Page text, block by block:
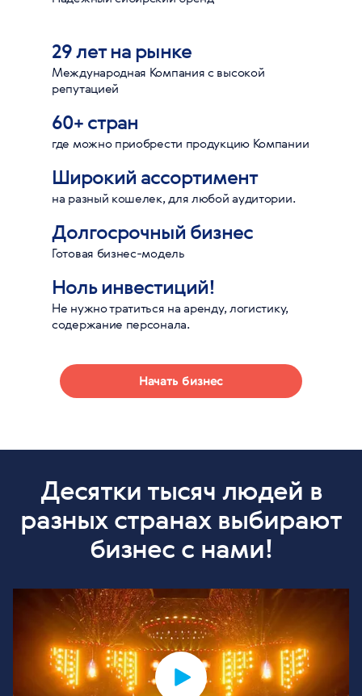
29 лет на рынке
Международная Компания с высокой
репутацией
60+ стран
где можно приобрести продукцию Компании
Широкий ассортимент
на разный кошелек, для любой аудитории.
Долгосрочный бизнес
Готовая бизнес-модель
Ноль инвестиций!
Не нужно тратиться на аренду, логистику,
содержание персонала.
Начать бизнес
Десятки тысяч людей в
разных странах выбирают
бизнес с нами!